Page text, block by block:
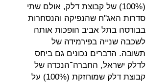
(100%) של קבוצת דלק, אולם שתי
סדרות האג"ח שהנפיקה והנסחרות
בבורסה בתל אביב הופכות אותה
לשכבה שנייה בפירמידה של
תשובה. הדברים נכונים גם ביחס
לדלק ישראל, החברה־הנכדה של
קבוצת דלק שמוחזקת (100%) על